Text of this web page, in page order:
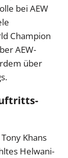
bei AEW
Champion
AEW-
über
Khans
Helwani-